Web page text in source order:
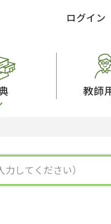
ログイン
文法
作文
図表
中国語辞典
ロシア語辞典
教師
文章・談話・表現
言語学